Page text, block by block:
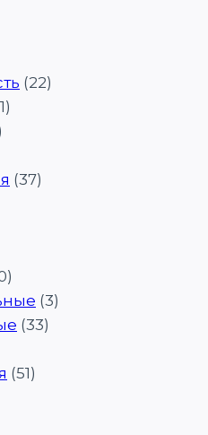
(22)
(37)
(3)
(33)
(51)